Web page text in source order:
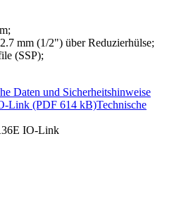
mm (1/2") über Reduzierhülse;
(SSP);
Daten und Sicherheitshinweise
Link (PDF 614 kB)Technische